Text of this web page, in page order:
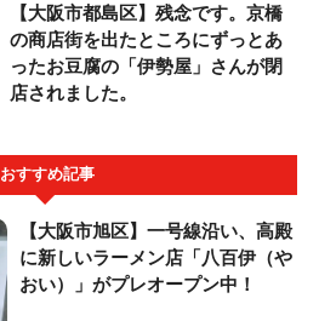
【大阪市都島区】残念です。京橋
の商店街を出たところにずっとあ
ったお豆腐の「伊勢屋」さんが閉
店されました。
おすすめ記事
【大阪市旭区】一号線沿い、高殿
に新しいラーメン店「八百伊（や
おい）」がプレオープン中！